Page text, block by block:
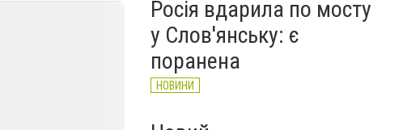
Росія вдарила по мосту
у Слов'янську: є
поранена
НОВИНИ